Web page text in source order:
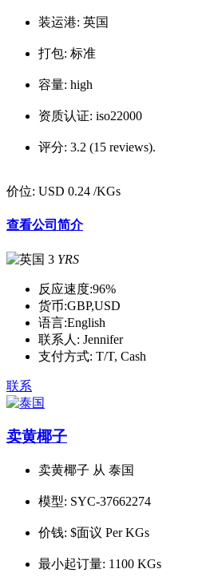
装运港: 英国
打包: 标准
容量: high
资质认证: iso22000
评分: 3.2 (15 reviews).
价位: USD 0.24 /KGs
查看公司简介
3 YRS
反应速度:96%
货币:GBP,USD
语言:English
联系人: Jennifer
支付方式: T/T, Cash
联系
卖黄椰子
卖黄椰子 从 泰国
模型: SYC-37662274
价钱: $面议 Per KGs
最小起订量: 1100 KGs